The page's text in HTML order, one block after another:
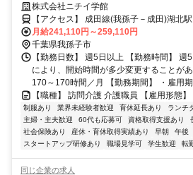
株式会社ニチイ学館
【アクセス】 成田線(我孫子－成田)湖北駅 徒歩3分 ■住
孫子市 湖北台3-3-1海老角ﾏﾝｼｮﾝ2階202号 ■アクセス 成田線(我孫子－
成田)湖北駅 徒歩3分
月給241,110円～259,110円
千葉県我孫子市
【勤務日数】 週5日以上 【勤務時間】
により、開始時間が多少変更することが
170～170時間／月 【勤務期間】 ・雇用
【職種】 訪問介護 介護職員 【雇用形態】
制服あり 業界未経験者歓迎 育休延長あり ランチ
主婦・主夫歓迎
60代も応募可 資格取得支援あり
社会保険あり
産休・育休取得実績あり 早朝 午後
スタートアップ研修あり
職場見学可 学生歓迎 転
同じ企業の求人